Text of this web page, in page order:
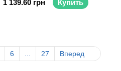
1 139.60 грн
Купить
6 27 Вперед